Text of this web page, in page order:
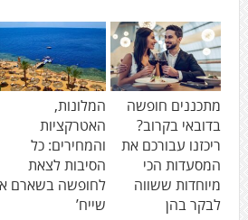
מתכננים חופשה
בדובאי בקרוב?
ריכזנו עבורכם את
המסעדות הכי
מיוחדות ששווה
לבקר בהן
המלונות,
האטרקציות
והמחירים: כל
הסיבות לצאת
לחופשה בשארם א
שייח’